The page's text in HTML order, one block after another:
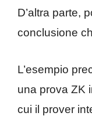
D’altra parte,
conclusione
L’esempio
una prova ZK
cui il prover